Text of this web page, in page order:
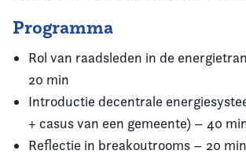
Programma
Rol van raadsleden in de
20 min
Introductie decentrale
+ casus van een gemeente) – 40
Reflectie in breakoutrooms – 20 min